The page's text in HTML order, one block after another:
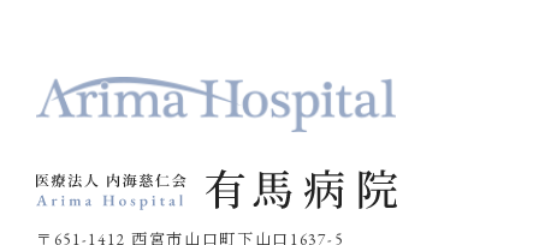
〒651-1412 西宮市山口町下山口1637-5